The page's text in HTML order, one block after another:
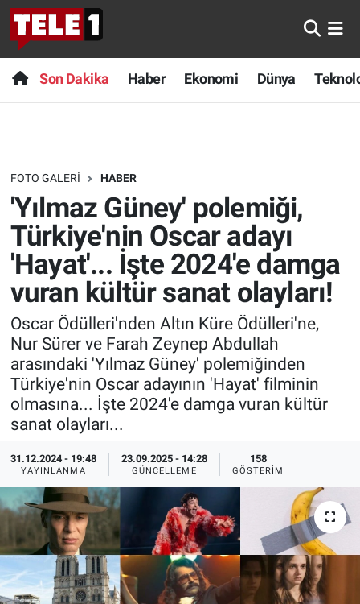
Son Dakika Haber Ekonomi Dünya
FOTO GALERI HABER
'Yılmaz Güney' polemiği,
Türkiye'nin Oscar adayı
'Hayat'... İşte 2024'e damga
vuran kültür sanat olayları!
Oscar Ödülleri'nden Altın Küre Ödülleri'ne,
Nur Sürer ve Farah Zeynep Abdullah
arasındaki 'Yılmaz Güney' polemiğinden
Türkiye'nin Oscar adayının 'Hayat' filminin
olmasına... İşte 2024'e damga vuran kültür
sanat olayları...
31.12.2024 - 19:48
YAYINLANMA
23.09.2025 - 14:28
GÜNCELLEME
158
GÖSTERIM
Anında Manşet
Başka Sohbetler
Bilim turu
Bilim ve Teknoloji Evreni
Doğa Konuşuyor
Dünya
Ege Saati
Ege'den Esintiler
Eğitim
Eğlence
Ekonomi
Forum
Gerçeğin İzinde
Son Dakika
Haber
Dünya
Teknoloji
Sağlık
Spor
Yayın Akışı
İletişim
Nöbetçi Eczaneler
Hava Durumu
Trafik Durumu
Süper Lig Puan Durumu ve Fikstür
Tüm Manşetler
Son Dakika Haberleri
Haber Arşivi